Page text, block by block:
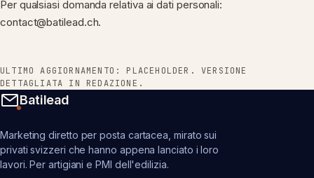
Per qualsiasi domanda relativa ai dati personali:
contact@batilead.ch.
ULTIMO AGGIORNAMENTO: PLACEHOLDER. VERSIONE
DETTAGLIATA IN REDAZIONE.
Batilead
Marketing diretto per posta cartacea, mirato sui
privati svizzeri che hanno appena lanciato i loro
lavori. Per artigiani e PMI dell'edilizia.